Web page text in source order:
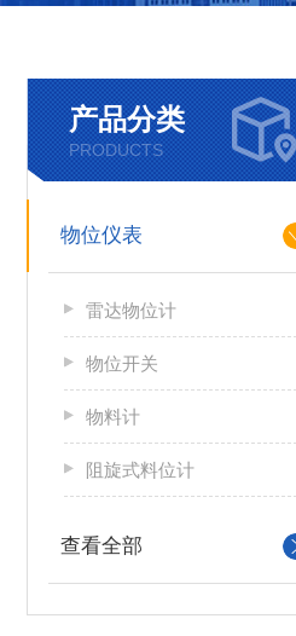
产品分类
PRODUCTS
物位仪表
雷达物位计
物位开关
物料计
阻旋式料位计
查看全部